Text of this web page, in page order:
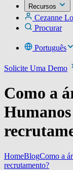
Recursos
Cezanne
Procurar
Português
Solicite Uma Demo
Como a
HomeBlogComo a
recrutamento?